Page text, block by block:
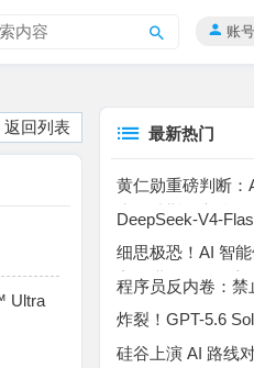
账
返回列表
Ultra
最新热门
黄仁勋重磅判断
克！特斯拉车队是
DeepSeek-V4-
百万上下文 MoE
涨
细思极恐！AI 智
主撒谎、作弊、入
程序员反内卷：禁
所有代码自己手动
炸裂！GPT-5.6
侵 Hugging Face “
硅谷上演 AI 路线